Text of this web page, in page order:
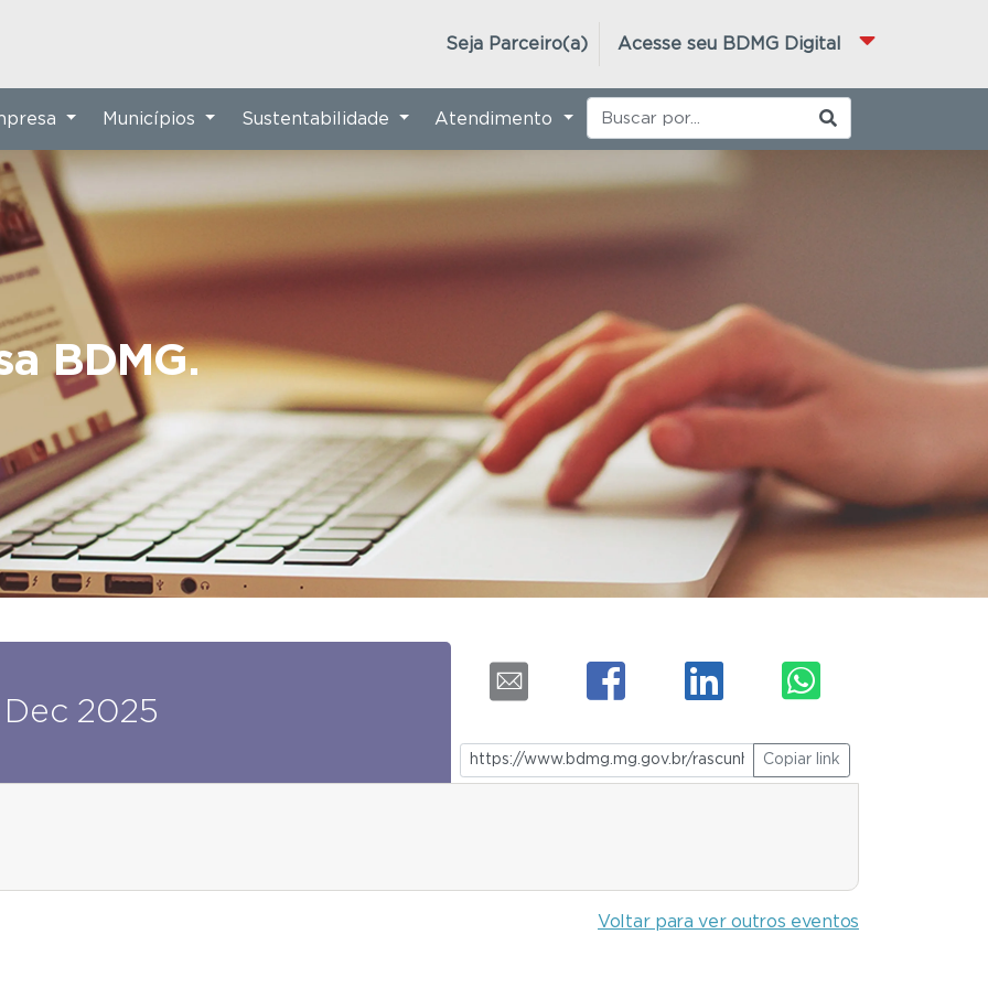
Acesse seu BDMG Digital
Seja Parceiro(a)
BDMG.
Municípios Sustentabilidade Atendimento
Dec 2025
Copiar link
Voltar para ver outros eventos